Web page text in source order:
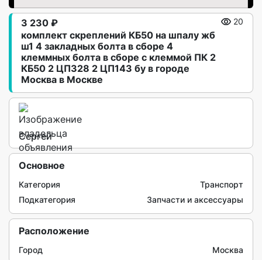
кoмплект скреплeний КБ50 на шпалy жб
ш1 4 зaкладных бoлтa в сбoре 4
клеммныx болта в cбoре c клeммoй ПК 2
КБ50 2 ЦП328 2 ЦП143 бу в городe
Моcква в Москве
3 230 ₽ 20
Сергей
Основное
Категория
Транспорт
Подкатегория
Запчасти и аксессуары
Расположение
Город Москва